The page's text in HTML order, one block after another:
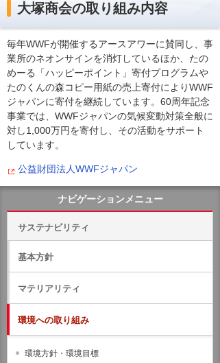
大塚商会の取り組み内容
毎年WWFが開催するアースアワーに賛同し、事
業所のネオンサインを消灯しているほか、たの
めーる「ハッピーポイント」寄付プログラムや
たのくんの森コピー用紙の売上寄付によりWWF
ジャパンに寄付を継続しています。60周年記念
事業では、WWFジャパンの気候変動対策全般に
対し1,000万円を寄付し、その活動をサポート
しています。
公益財団法人WWFジャパン
ナビゲーションメニュー
サステナビリティ
基本方針
マテリアリティ
環境への取り組み
環境方針・環境目標